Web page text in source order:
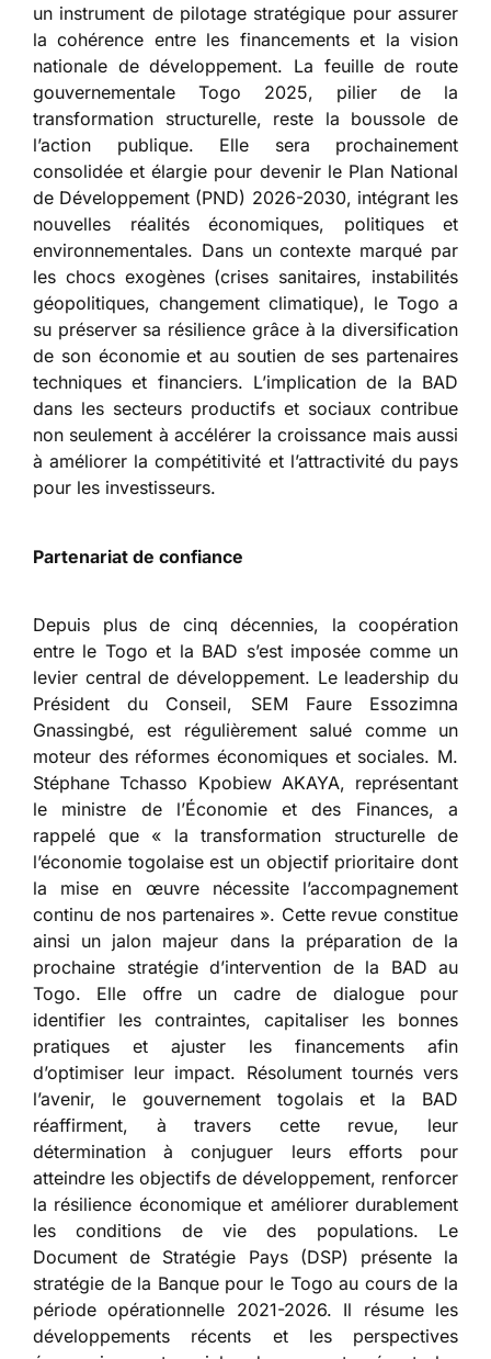
un instrument de pilotage stratégique pour assurer
la cohérence entre les financements et la vision
nationale de développement. La feuille de route
gouvernementale Togo 2025, pilier de la
transformation structurelle, reste la boussole de
l’action publique. Elle sera prochainement
consolidée et élargie pour devenir le Plan National
de Développement (PND) 2026-2030, intégrant les
nouvelles réalités économiques, politiques et
environnementales. Dans un contexte marqué par
les chocs exogènes (crises sanitaires, instabilités
géopolitiques, changement climatique), le Togo a
su préserver sa résilience grâce à la diversification
de son économie et au soutien de ses partenaires
techniques et financiers. L’implication de la BAD
dans les secteurs productifs et sociaux contribue
non seulement à accélérer la croissance mais aussi
à améliorer la compétitivité et l’attractivité du pays
pour les investisseurs.
Partenariat de confiance
Depuis plus de cinq décennies, la coopération
entre le Togo et la BAD s’est imposée comme un
levier central de développement. Le leadership du
Président du Conseil, SEM Faure Essozimna
Gnassingbé, est régulièrement salué comme un
moteur des réformes économiques et sociales. M.
Stéphane Tchasso Kpobiew AKAYA, représentant
le ministre de l’Économie et des Finances, a
rappelé que « la transformation structurelle de
l’économie togolaise est un objectif prioritaire dont
la mise en œuvre nécessite l’accompagnement
continu de nos partenaires ». Cette revue constitue
ainsi un jalon majeur dans la préparation de la
prochaine stratégie d’intervention de la BAD au
Togo. Elle offre un cadre de dialogue pour
identifier les contraintes, capitaliser les bonnes
pratiques et ajuster les financements afin
d’optimiser leur impact. Résolument tournés vers
l’avenir, le gouvernement togolais et la BAD
réaffirment, à travers cette revue, leur
détermination à conjuguer leurs efforts pour
atteindre les objectifs de développement, renforcer
la résilience économique et améliorer durablement
les conditions de vie des populations. Le
Document de Stratégie Pays (DSP) présente la
stratégie de la Banque pour le Togo au cours de la
période opérationnelle 2021-2026. Il résume les
développements récents et les perspectives